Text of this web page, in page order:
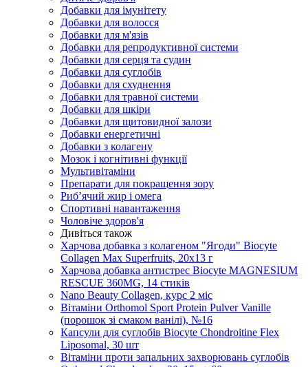
Добавки для імунітету
Добавки для волосся
Добавки для м'язів
Добавки для репродуктивної системи
Добавки для серця та судин
Добавки для суглобів
Добавки для схуднення
Добавки для травної системи
Добавки для шкіри
Добавки для щитовидної залози
Добавки енергетичні
Добавки з колагену
Мозок і когнітивні функції
Мультивітаміни
Препарати для покращення зору
Риб’ячий жир і омега
Спортивні навантаження
Чоловіче здоров'я
Дивіться також
Харчова добавка з колагеном "Ягоди" Biocyte
Collagen Max Superfruits, 20х13 г
Харчова добавка антистрес Biocyte MAGNESIUM
RESCUE 360MG, 14 стиків
Nano Beauty Collagen, курс 2 міс
Вітаміни Orthomol Sport Protein Pulver Vanille
(порошок зі смаком ванілі), №16
Капсули для суглобів Biocyte Chondroitine Flex
Liposomal, 30 шт
Вітаміни проти запальних захворювань суглобів